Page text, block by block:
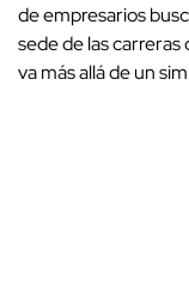
de empresarios
sede de las carreras
va más allá de un